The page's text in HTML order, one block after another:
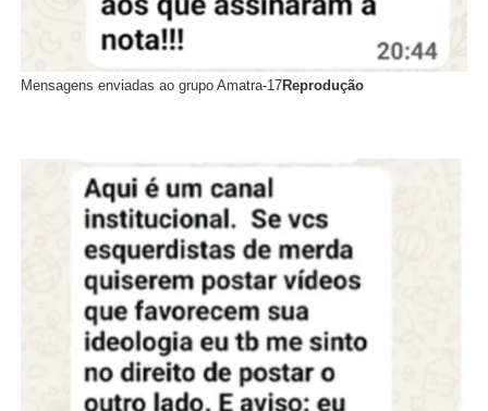
Mensagens enviadas ao grupo Amatra-17Reprodução